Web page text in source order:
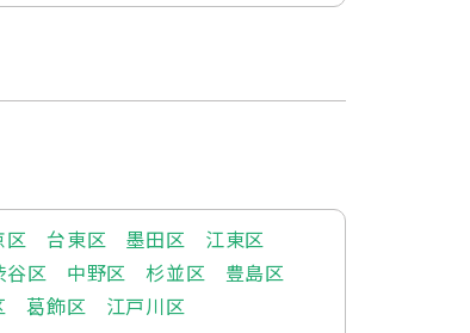
区 台東区 墨田区
江東区
谷区 中野区 杉並区
豊島区
葛飾区 江戸川区